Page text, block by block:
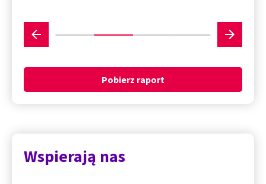
Pobierz raport
Wspierają nas